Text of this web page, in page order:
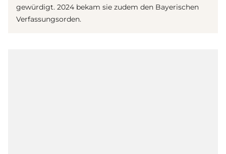
gewürdigt. 2024 bekam sie zudem den Bayerischen
Verfassungsorden.